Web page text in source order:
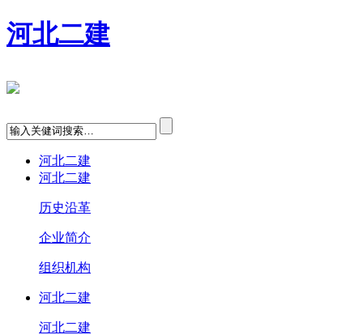
河北二建
河北二建
河北二建
历史沿革
企业简介
组织机构
河北二建
河北二建